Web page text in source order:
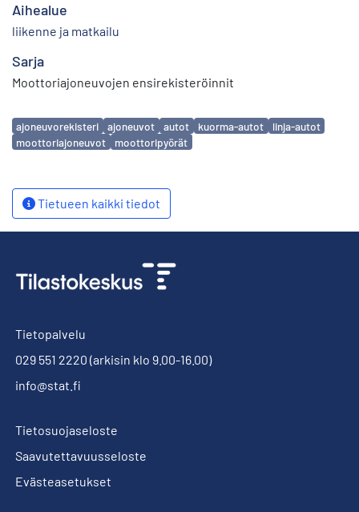
Aihealue
liikenne ja matkailu
Sarja
Moottoriajoneuvojen ensirekisteröinnit
Avainsanat
ajoneuvorekisteri ajoneuvot autot kuorma-autot
linja-autot
moottoriajoneuvot
moottoripyörät
Tietueen kaikki tiedot
Tietopalvelu
029 551 2220 (arkisin klo 9.00-16.00)
info@stat.fi
Tietosuojaseloste
Saavutettavuusseloste
Evästeasetukset